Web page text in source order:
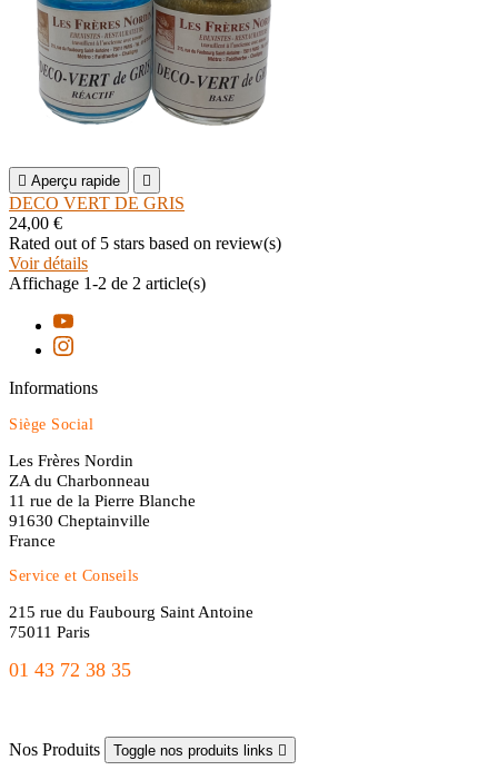
 Aperçu rapide 
DECO VERT DE GRIS
24,00 €
Rated out of 5 stars based on review(s)
Voir détails
Affichage 1-2 de 2 article(s)
Informations
Siège Social
Les Frères Nordin
ZA du Charbonneau
11 rue de la Pierre Blanche
91630 Cheptainville
France
Service et Conseils
215 rue du Faubourg Saint Antoine
75011 Paris
01 43 72 38 35
Nos Produits Toggle nos produits links 